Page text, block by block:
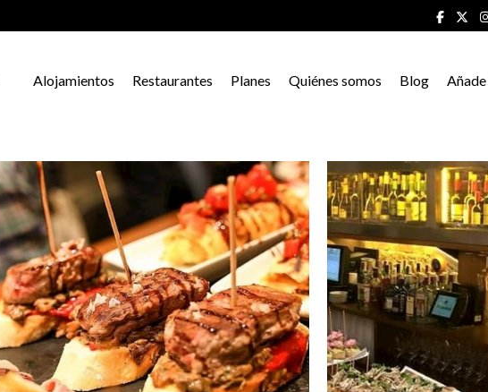
Alojamientos Restaurantes Planes Quiénes somos Blog